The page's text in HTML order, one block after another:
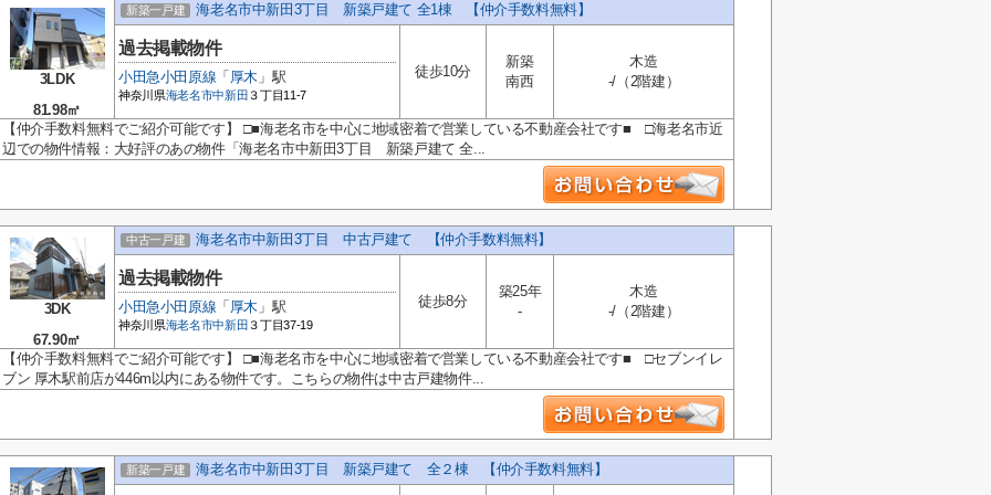
3LDK
81.98㎡
新築一戸建 海老名市中新田3丁目 新築戸建て 全1棟 【仲介手数料無料】
過去掲載物件
小田急小田原線 「 厚木 」駅
神奈川県海老名市中新田 ３丁目11-7
徒歩10分
新築
南西
木造
-/（2階建）
【仲介手数料無料でご紹介可能です】 □■海老名市を中心に地域密着で営業している不動産会社です■ □海老名市近
辺での物件情報：大好評のあの物件「海老名市中新田3丁目 新築戸建て 全...
3DK
67.90㎡
中古一戸建 海老名市中新田3丁目 中古戸建て 【仲介手数料無料】
過去掲載物件
小田急小田原線 「 厚木 」駅
神奈川県海老名市中新田 ３丁目37-19
徒歩8分
築25年
-
木造
-/（2階建）
【仲介手数料無料でご紹介可能です】 □■海老名市を中心に地域密着で営業している不動産会社です■ □セブンイレ
ブン 厚木駅前店が446m以内にある物件です。こちらの物件は中古戸建物件...
新築一戸建 海老名市中新田3丁目 新築戸建て 全２棟 【仲介手数料無料】